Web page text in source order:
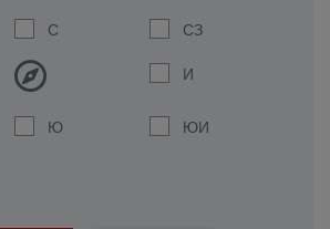
С СЗ
И
Ю ЮИ